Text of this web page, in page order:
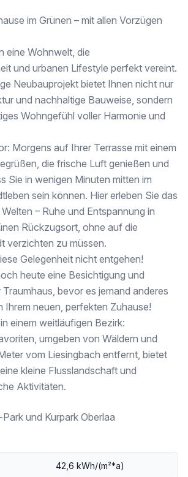
Materialien, durchdachte Raumaufteilung und eine Lage, die Sie lieben werden. Lassen Sie sich diese Chance nicht entgehen – vereinbaren Sie noch heute Ihre Besichtigung!
Sabirov E-Mail r.sabirov@optimuss-premium.com
818 132 66
– verpassen Sie nicht die Gelegenheit, Ihr perfektes Zuhause zu sichern!
als auch für Anleger von Interesse, da sie sowohl Wohnkomfort als auch Investitionspotenzial bietet.
premium.com für weitere attraktive Immobilienangebote!
den uns von dem Abgeber zur Verfügung gestellten Informationen und wurden nicht selbst erhoben.
und dem zu vermittelnden Dritten ein familiäres oder wirtschaftliches Naheverhältnis besteht.
Doppelmakler tätig.
im Grünen – mit allen Vorzügen
eine Wohnwelt, die
und urbanen Lifestyle perfekt vereint.
Neubauprojekt bietet Ihnen nicht nur
und nachhaltige Bauweise, sondern
Wohngefühl voller Harmonie und
Morgens auf Ihrer Terrasse mit einem
die frische Luft genießen und
Sie in wenigen Minuten mitten im
sein können. Hier erleben Sie das
– Ruhe und Entspannung in
Rückzugsort, ohne auf die
verzichten zu müssen.
Gelegenheit nicht entgehen!
heute eine Besichtigung und
bevor es jemand anderes
Ihrem neuen, perfekten Zuhause!
einem weitläufigen Bezirk:
umgeben von Wäldern und
vom Liesingbach entfernt, bietet
kleine Flusslandschaft und
Aktivitäten.
und Kurpark Oberlaa
42,6 kWh/(m²*a)